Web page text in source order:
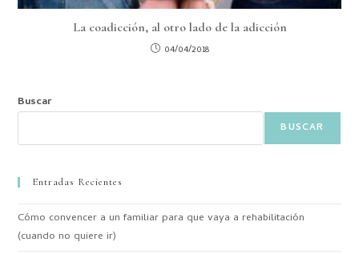
La coadicción, al otro lado de la adicción
04/04/2018
Buscar
BUSCAR
Entradas Recientes
Cómo convencer a un familiar para que vaya a rehabilitación
(cuando no quiere ir)